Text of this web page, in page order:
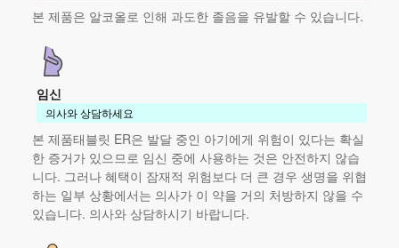
본 제품은 알코올로 인해 과도한 졸음을 유발할 수 있습니다.
임신
의사와 상담하세요
본 제품태블릿 ER은 발달 중인 아기에게 위험이 있다는 확실
한 증거가 있으므로 임신 중에 사용하는 것은 안전하지 않습
니다. 그러나 혜택이 잠재적 위험보다 더 큰 경우 생명을 위협
하는 일부 상황에서는 의사가 이 약을 거의 처방하지 않을 수
있습니다. 의사와 상담하시기 바랍니다.